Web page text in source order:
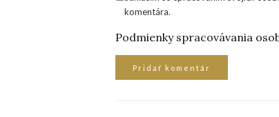
komentára.
Podmienky spracovávania